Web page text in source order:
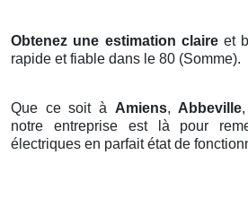
Obtenez une estimation claireet
rapide et fiable dans le 80 (Somme).
Que ce soit à Amiens, Abbeville,
notre entreprise est là pour
électriques en parfait état de